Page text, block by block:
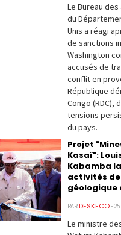
Le Bureau
du
Unis a réagi
de sanctions
Washington
accusés de
conflit en
République
Congo (RDC),
tensions
du pays.
Projet
Kasaï":
Kabamba
activités
géologique
PAR DESKECO-
Le ministre